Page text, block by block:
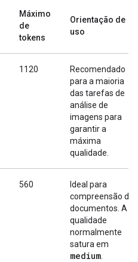
Máximo
de
tokens
Orientação de
uso
1120
Recomendado
para a maioria
das tarefas de
análise de
imagens para
garantir a
máxima
qualidade.
560
Ideal para
compreensão de
documentos. A
qualidade
normalmente
satura em
medium